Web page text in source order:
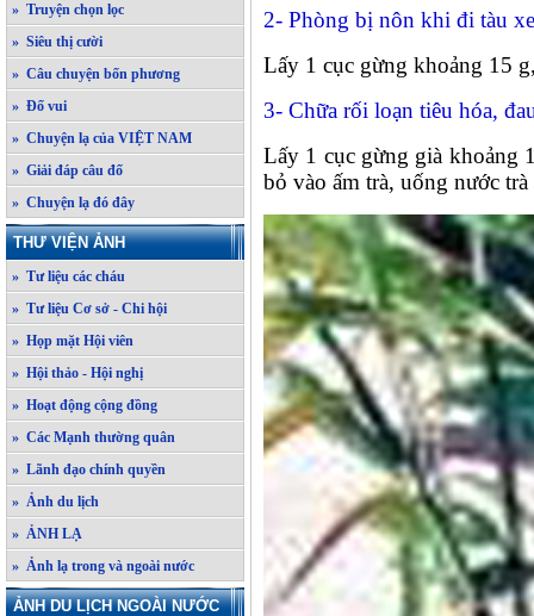
» Truyện chọn lọc
» Siêu thị cười
» Câu chuyện bốn phương
» Đố vui
» Chuyện lạ của VIỆT NAM
» Giải đáp câu đố
» Chuyện lạ đó đây
THƯ VIỆN ẢNH
» Tư liệu các cháu
» Tư liệu Cơ sở - Chi hội
» Họp mặt Hội viên
» Hội thảo - Hội nghị
» Hoạt động cộng đồng
» Các Mạnh thường quân
» Lãnh đạo chính quyền
» Ảnh du lịch
» ẢNH LẠ
» Ảnh lạ trong và ngoài nước
ẢNH DU LỊCH NGOÀI NƯỚC
2- Phòng bị nôn khi đi tàu xe
Lấy 1 cục gừng khoảng 15
3- Chữa rối loạn tiêu hóa,
Lấy 1 cục gừng già khoảng
bỏ vào ấm trà, uống nước